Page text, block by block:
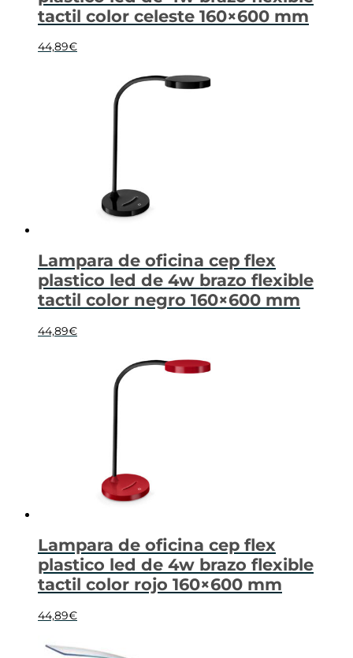
tactil color celeste 160×600 mm
44,89€
Lampara de oficina cep flex
plastico led de 4w brazo flexible
tactil color negro 160×600 mm
44,89€
Lampara de oficina cep flex
plastico led de 4w brazo flexible
tactil color rojo 160×600 mm
44,89€